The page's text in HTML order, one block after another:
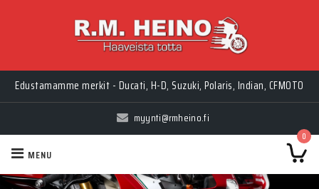
Edustamamme merkit - Ducati, H-D, Suzuki, Polaris, Indian, CFMOTO
myynti@rmheino.fi
0
MENU